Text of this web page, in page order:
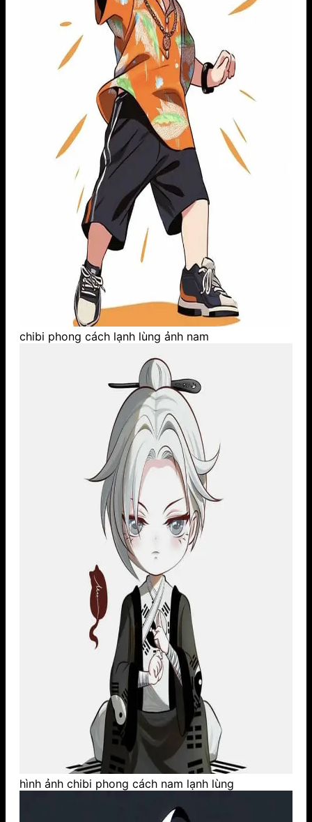
chibi phong cách lạnh lùng ảnh nam
hình ảnh chibi phong cách nam lạnh lùng